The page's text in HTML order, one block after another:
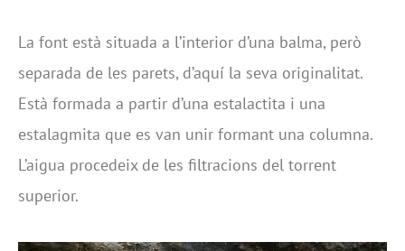
La font està situada a l’interior d’una balma, però
separada de les parets, d’aquí la seva originalitat.
Està formada a partir d’una estalactita i una
estalagmita que es van unir formant una columna.
L’aigua procedeix de les filtracions del torrent
superior.